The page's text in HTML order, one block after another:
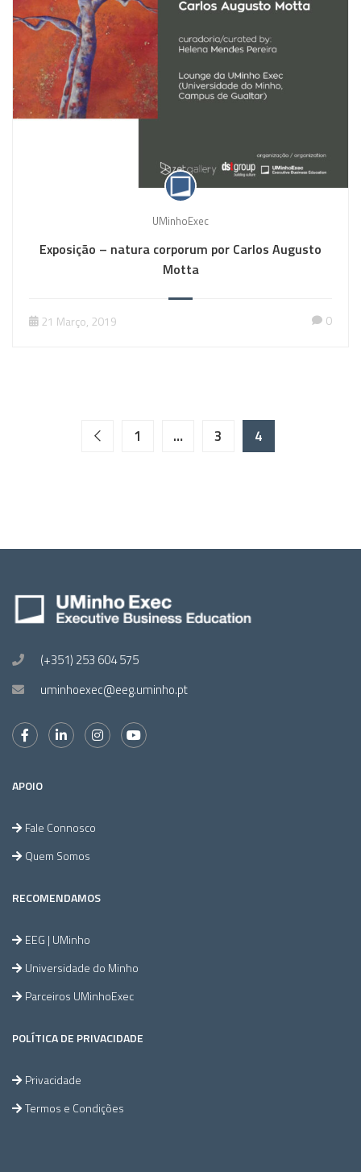
UMinhoExec
Exposição – natura corporum por Carlos Augusto
Motta
21 Março, 2019 0
1 … 3 4
(+351) 253 604 575
uminhoexec@eeg.uminho.pt
APOIO
Fale Connosco
Quem Somos
RECOMENDAMOS
EEG | UMinho
Universidade do Minho
Parceiros UMinhoExec
POLÍTICA DE PRIVACIDADE
Privacidade
Termos e Condições